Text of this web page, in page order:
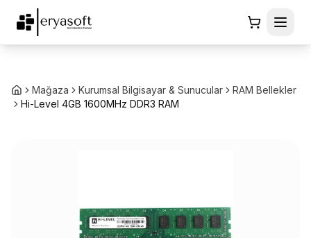
Mağaza Kurumsal Bilgisayar & Sunucular
RAM Bellekler
Hi-Level 4GB 1600MHz DDR3 RAM